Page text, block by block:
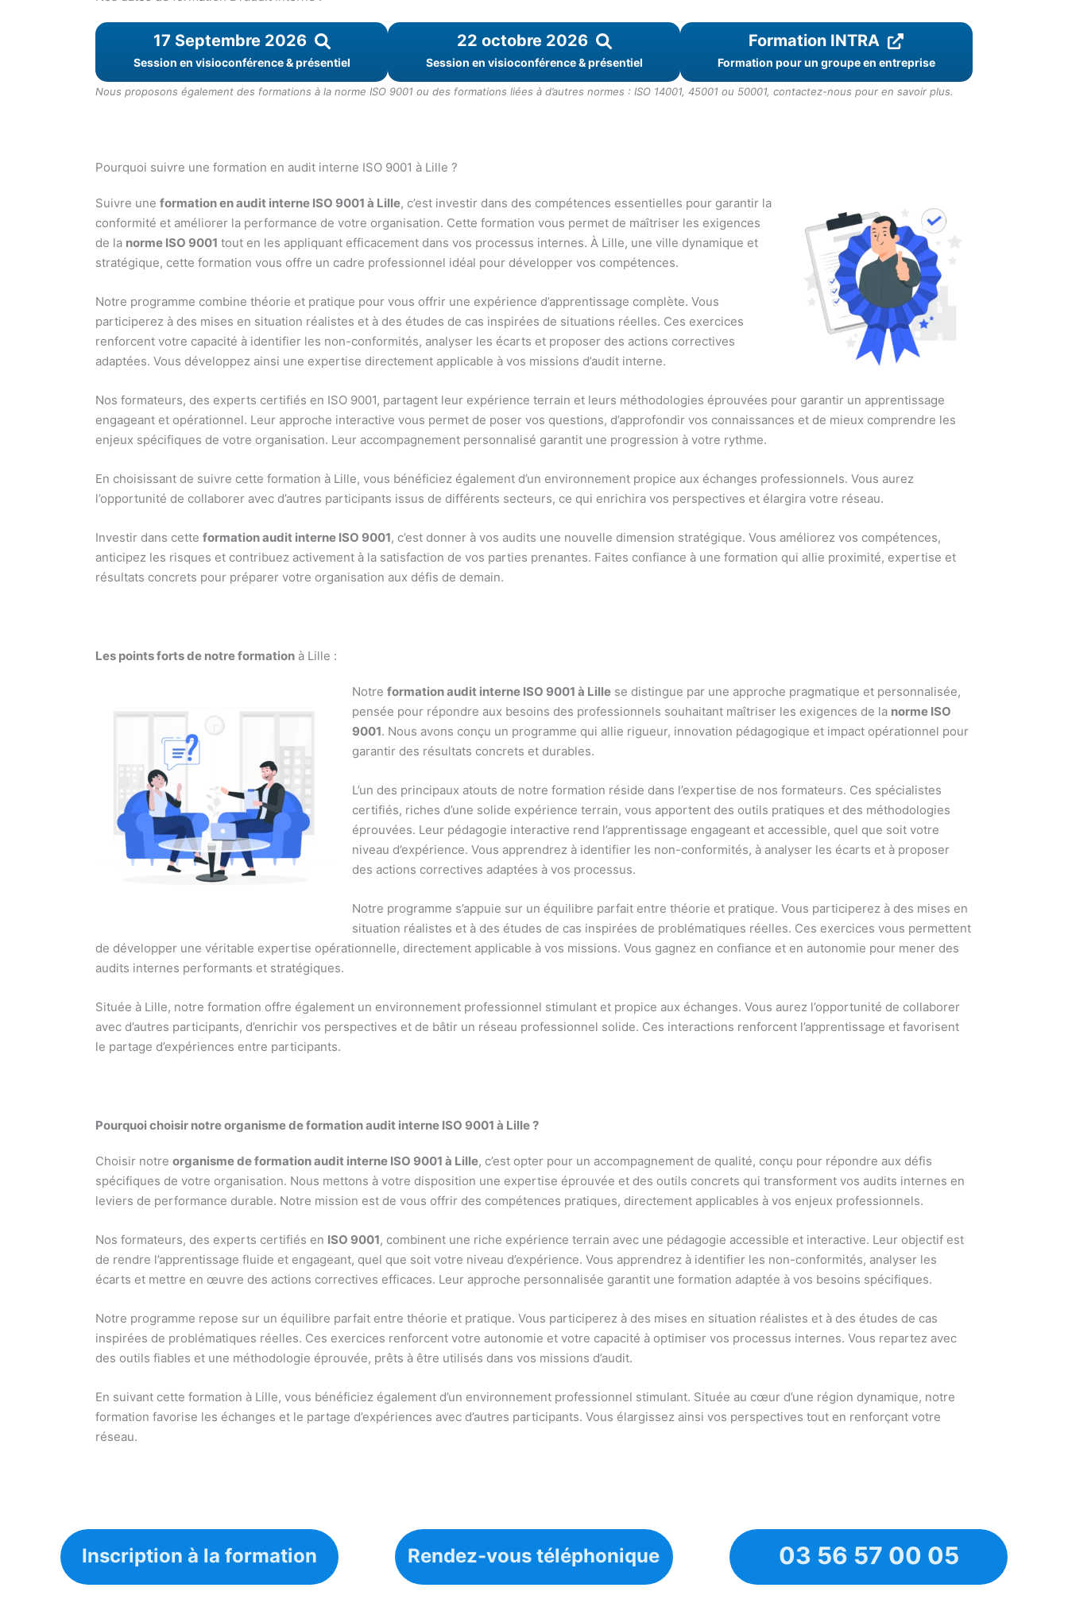
17 Septembre 2026
Session en visioconférence & présentiel
22 octobre 2026
Session en visioconférence & présentiel
Formation INTRA
Formation pour un groupe en entreprise
Nous proposons également des formations à la norme ISO 9001 ou des formations liées à d’autres normes : ISO 14001, 45001 ou 50001, contactez-nous pour en savoir plus.
Pourquoi suivre une formation en audit interne ISO 9001 à Lille ?
Suivre uneformation en audit interne ISO 9001 à Lille, c’est investir dans des compétences essentielles pour garantir la
conformité et améliorer la performance de votre organisation. Cette formation vous permet de maîtriser les exigences
de la norme ISO 9001 tout en les appliquant efficacement dans vos processus internes. À Lille, une ville dynamique et
stratégique, cette formation vous offre un cadre professionnel idéal pour développer vos compétences.
Notre programme combine théorie et pratique pour vous offrir une expérience d’apprentissage complète. Vous
participerez à des mises en situation réalistes et à des études de cas inspirées de situations réelles. Ces exercices
renforcent votre capacité à identifier les non-conformités, analyser les écarts et proposer des actions correctives
adaptées. Vous développez ainsi une expertise directement applicable à vos missions d’audit interne.
Nos formateurs, des experts certifiés en ISO 9001, partagent leur expérience terrain et leurs méthodologies éprouvées pour garantir un apprentissage
engageant et opérationnel. Leur approche interactive vous permet de poser vos questions, d’approfondir vos connaissances et de mieux comprendre les
enjeux spécifiques de votre organisation. Leur accompagnement personnalisé garantit une progression à votre rythme.
En choisissant de suivre cette formation à Lille, vous bénéficiez également d’un environnement propice aux échanges professionnels. Vous aurez
l’opportunité de collaborer avec d’autres participants issus de différents secteurs, ce qui enrichira vos perspectives et élargira votre réseau.
Investir dans cetteformation audit interne ISO 9001, c’est donner à vos audits une nouvelle dimension stratégique. Vous améliorez vos compétences,
anticipez les risques et contribuez activement à la satisfaction de vos parties prenantes. Faites confiance à une formation qui allie proximité, expertise et
résultats concrets pour préparer votre organisation aux défis de demain.
Les points forts de notre formation à Lille :
Notre formation audit interne ISO 9001 à Lillese distingue par une approche pragmatique et personnalisée,
pensée pour répondre aux besoins des professionnels souhaitant maîtriser les exigences de la norme ISO
9001. Nous avons conçu un programme qui allie rigueur, innovation pédagogique et impact opérationnel pour
garantir des résultats concrets et durables.
L’un des principaux atouts de notre formation réside dans l’expertise de nos formateurs. Ces spécialistes
certifiés, riches d’une solide expérience terrain, vous apportent des outils pratiques et des méthodologies
éprouvées. Leur pédagogie interactive rend l’apprentissage engageant et accessible, quel que soit votre
niveau d’expérience. Vous apprendrez à identifier les non-conformités, à analyser les écarts et à proposer
des actions correctives adaptées à vos processus.
Notre programme s’appuie sur un équilibre parfait entre théorie et pratique. Vous participerez à des mises en
situation réalistes et à des études de cas inspirées de problématiques réelles. Ces exercices vous permettent
de développer une véritable expertise opérationnelle, directement applicable à vos missions. Vous gagnez en confiance et en autonomie pour mener des
audits internes performants et stratégiques.
Située à Lille, notre formation offre également un environnement professionnel stimulant et propice aux échanges. Vous aurez l’opportunité de collaborer
avec d’autres participants, d’enrichir vos perspectives et de bâtir un réseau professionnel solide. Ces interactions renforcent l’apprentissage et favorisent
le partage d’expériences entre participants.
Pourquoi choisir notre organisme de formation audit interne ISO 9001 à Lille ?
Choisir notreorganisme de formation audit interne ISO 9001 à Lille, c’est opter pour un accompagnement de qualité, conçu pour répondre aux défis
spécifiques de votre organisation. Nous mettons à votre disposition une expertise éprouvée et des outils concrets qui transforment vos audits internes en
leviers de performance durable. Notre mission est de vous offrir des compétences pratiques, directement applicables à vos enjeux professionnels.
Nos formateurs, des experts certifiés en ISO 9001, combinent une riche expérience terrain avec une pédagogie accessible et interactive. Leur objectif est
de rendre l’apprentissage fluide et engageant, quel que soit votre niveau d’expérience. Vous apprendrez à identifier les non-conformités, analyser les
écarts et mettre en œuvre des actions correctives efficaces. Leur approche personnalisée garantit une formation adaptée à vos besoins spécifiques.
Notre programme repose sur un équilibre parfait entre théorie et pratique. Vous participerez à des mises en situation réalistes et à des études de cas
inspirées de problématiques réelles. Ces exercices renforcent votre autonomie et votre capacité à optimiser vos processus internes. Vous repartez avec
des outils fiables et une méthodologie éprouvée, prêts à être utilisés dans vos missions d’audit.
En suivant cette formation à Lille, vous bénéficiez également d’un environnement professionnel stimulant. Située au cœur d’une région dynamique, notre
formation favorise les échanges et le partage d’expériences avec d’autres participants. Vous élargissez ainsi vos perspectives tout en renforçant votre
réseau.
Inscription à la formation Rendez-vous téléphonique 03 56 57 00 05